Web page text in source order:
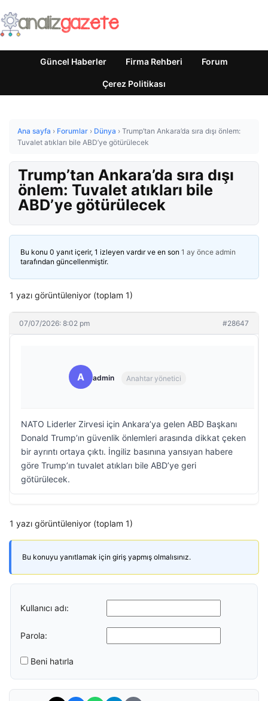
Güncel Haberler Firma Rehberi Forum
Çerez Politikası
Ana sayfa › Forumlar › Dünya › Trump’tan Ankara’da sıra dışı önlem:
Tuvalet atıkları bile ABD’ye götürülecek
Trump’tan Ankara’da sıra dışı
önlem: Tuvalet atıkları bile
ABD’ye götürülecek
Bu konu 0 yanıt içerir, 1 izleyen vardır ve en son 1 ay önce admin
tarafından güncellenmiştir.
1 yazı görüntüleniyor (toplam 1)
07/07/2026: 8:02 pm #28647
A admin Anahtar yönetici
NATO Liderler Zirvesi için Ankara’ya gelen ABD Başkanı
Donald Trump’ın güvenlik önlemleri arasında dikkat çeken
bir ayrıntı ortaya çıktı. İngiliz basınına yansıyan habere
göre Trump’ın tuvalet atıkları bile ABD’ye geri
götürülecek.
1 yazı görüntüleniyor (toplam 1)
Bu konuyu yanıtlamak için giriş yapmış olmalısınız.
Kullanıcı adı:
Parola:
Beni hatırla